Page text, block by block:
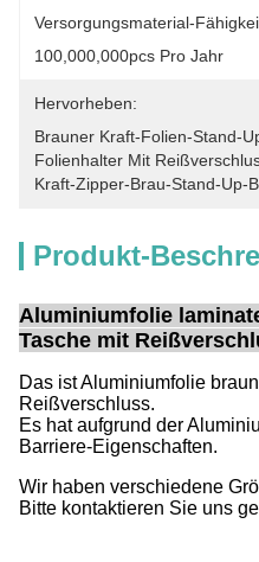
Versorgungsmaterial-
100,000,000pcs Pro Jahr
Hervorheben:
Brauner Kraft-Folien-Stand-
Folienhalter Mit
Kraft-Zipper-Brau-Stand-Up-
Produkt-
Aluminiumfolie
Tasche mit
Das ist Aluminiumfolie
Reißverschluss.
Es hat aufgrund der
Barriere-Eigenschaften.
Wir haben verschiedene
Bitte kontaktieren Sie uns